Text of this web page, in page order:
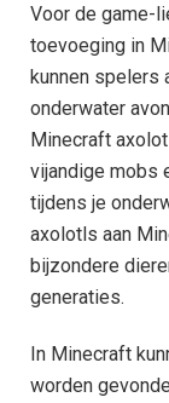
Voor de game-
toevoeging in
kunnen spelers
onderwater
Minecraft
vijandige mobs
tijdens je
axolotls aan
bijzondere
generaties.
In Minecraft
worden